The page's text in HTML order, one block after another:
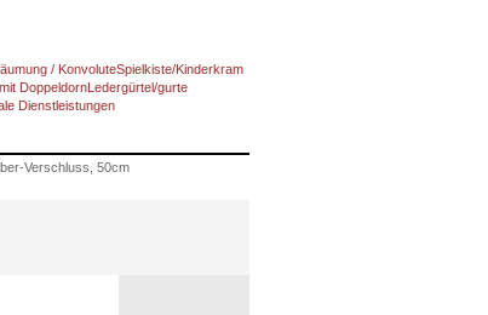
/ KonvoluteSpielkiste/Kinderkram
Doppeldorn Ledergürtel/gurte
Dienstleistungen
Verschluss, 50cm